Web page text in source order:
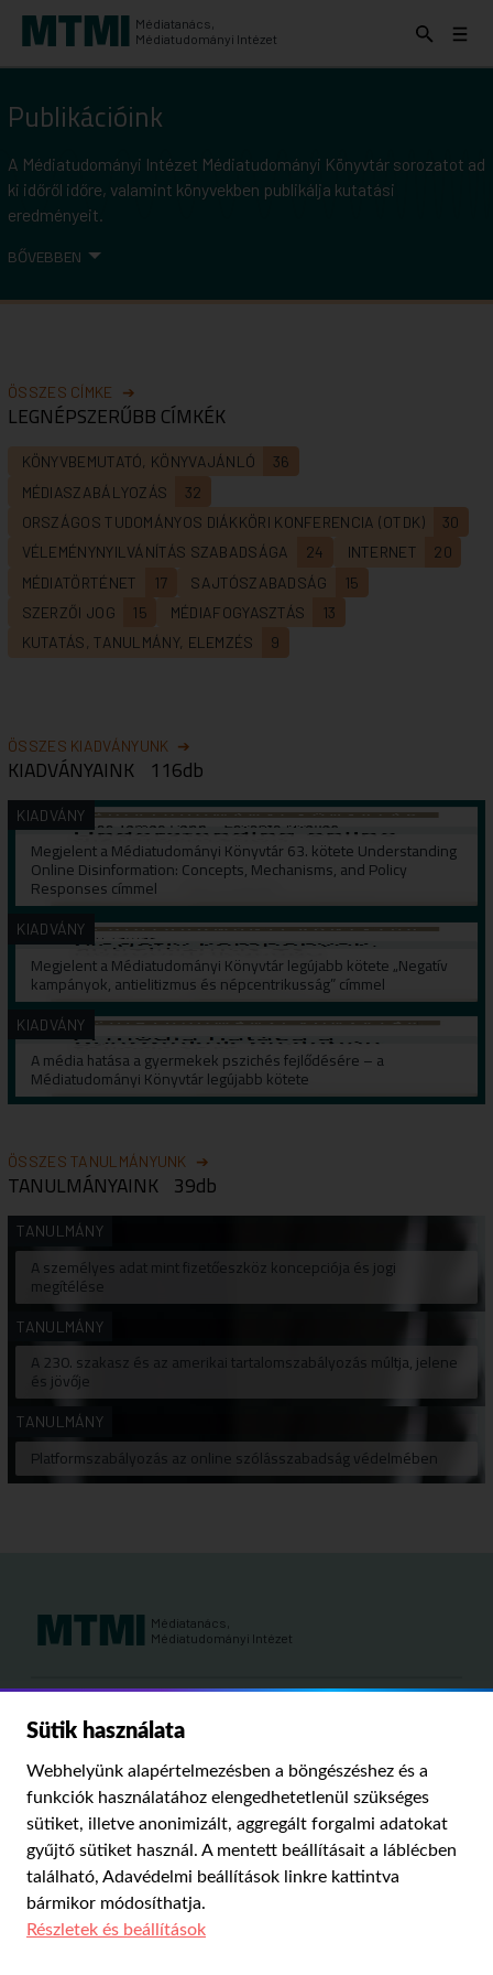
Médiatanács,
Médiatudományi Intézet
Keresés
Menü
Publikációink
A Médiatudományi Intézet Médiatudományi Könyvtár sorozatot ad
ki időről időre, valamint könyvekben publikálja kutatási
eredményeit.
BŐVEBBEN
LEGNÉPSZERŰBB CÍMKÉK
ÖSSZES CÍMKE
KÖNYVBEMUTATÓ, KÖNYVAJÁNLÓ
36
MÉDIASZABÁLYOZÁS
32
ORSZÁGOS TUDOMÁNYOS DIÁKKÖRI KONFERENCIA (OTDK)
30
VÉLEMÉNYNYILVÁNÍTÁS SZABADSÁGA
24 INTERNET
20
MÉDIATÖRTÉNET
17 SAJTÓSZABADSÁG
15
SZERZŐI JOG
15 MÉDIAFOGYASZTÁS
13
KUTATÁS, TANULMÁNY, ELEMZÉS
9
KIADVÁNYAINK 116db
ÖSSZES KIADVÁNYUNK
KIADVÁNY
Megjelent a Médiatudományi Könyvtár 63. kötete Understanding
Online Disinformation: Concepts, Mechanisms, and Policy
Responses címmel
KIADVÁNY
Megjelent a Médiatudományi Könyvtár legújabb kötete „Negatív
kampányok, antielitizmus és népcentrikusság” címmel
KIADVÁNY
A média hatása a gyermekek pszichés fejlődésére – a
Médiatudományi Könyvtár legújabb kötete
TANULMÁNYAINK 39db
ÖSSZES TANULMÁNYUNK
TANULMÁNY
A személyes adat mint fizetőeszköz koncepciója és jogi
megítélése
TANULMÁNY
A 230. szakasz és az amerikai tartalomszabályozás múltja, jelene
és jövője
TANULMÁNY
Platformszabályozás az online szólásszabadság védelmében
Sütik használata
Webhelyünk alapértelmezésben a böngészéshez és a
funkciók használatához elengedhetetlenül szükséges
sütiket, illetve anonimizált, aggregált forgalmi adatokat
gyűjtő sütiket használ. A mentett beállításait a láblécben
található, Adavédelmi beállítások linkre kattintva
bármikor módosíthatja.
Részletek és beállítások
Médiatanács,
Médiatudományi Intézet
Kutatási területeink:
MÉDIA ÉS TÁRSADALOM
PUBLIKÁCIÓINKRÓLUNKIMPRESSZUMSZERZŐI JOGOK
ADATVÉDELMI BEÁLLÍTÁSOK